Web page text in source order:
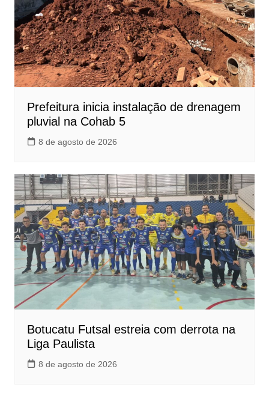
Prefeitura inicia instalação de drenagem
pluvial na Cohab 5
8 de agosto de 2026
Botucatu Futsal estreia com derrota na
Liga Paulista
8 de agosto de 2026